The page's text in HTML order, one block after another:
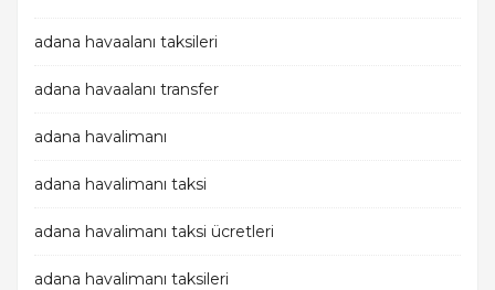
adana havaalanı taksileri
adana havaalanı transfer
adana havalimanı
adana havalimanı taksi
adana havalimanı taksi ücretleri
adana havalimanı taksileri